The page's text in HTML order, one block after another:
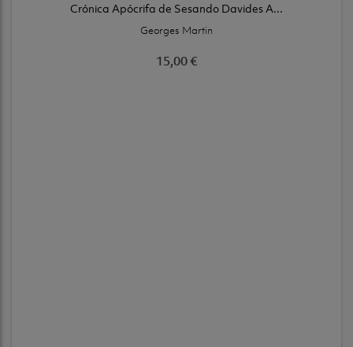
Crónica Apócrifa de Sesando Davides A...
Georges Martin
15,00 €